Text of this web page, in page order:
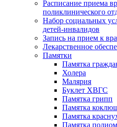
Расписание приема
поликлинического
Набор социальных
детей-инвалидов
Запись на прием к
Лекарственное
Памятки
Памятка
Холера
Малярия
Буклет ХВГС
Памятка грипп
Памятка
Памятка
Памятка